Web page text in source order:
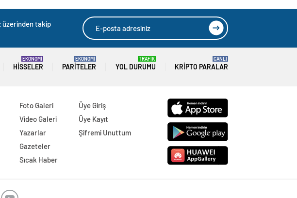
Devlet
ve diğer sağlık
alınmadan
getirilerek
geri çekilerek
HABERLERİ
GÜNDEM 07 Ağustos 2026
Joe Biden 6 aylık hedeflerini açıkladı.